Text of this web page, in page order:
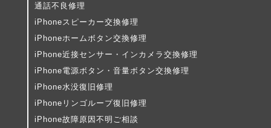
通話不良修理
iPhoneスピーカー交換修理
iPhoneホームボタン交換修理
iPhone近接センサー・インカメラ交換修理
iPhone電源ボタン・音量ボタン交換修理
iPhone水没復旧修理
iPhoneリンゴループ復旧修理
iPhone故障原因不明ご相談